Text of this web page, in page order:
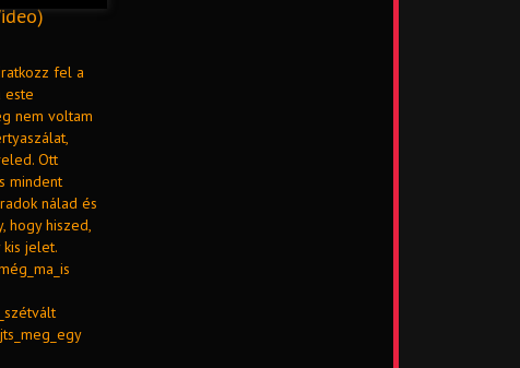
fel a
este
nem voltam
Ott
mindent
nálad és
hogy hiszed,
jelet.